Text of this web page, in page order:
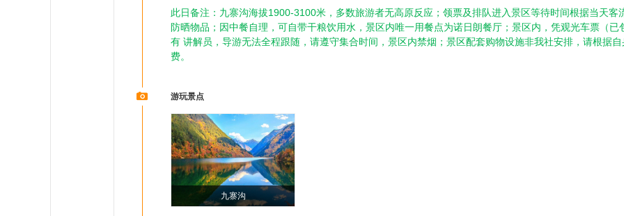
此日备注：九寨沟海拔1900-3100米，多数旅游者无高原反应；领票及排队进入景区等待时间根据当天
防晒物品；因中餐自理，可自带干粮饮用水，景区内唯一用餐点为诺日朗餐厅；景区内，凭观光车票（
有 讲解员，导游无法全程跟随，请遵守集合时间，景区内禁烟；景区配套购物设施非我社安排，请根据
费。
游玩景点
九寨沟